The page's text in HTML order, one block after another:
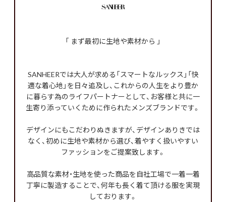
「 まず最初に生地や素材から 」
SANHEERでは大人が求める「スマートなルックス」「快
適な着心地」を日々追及し、これからの人生をより豊か
に暮らす為のライフパートナーとして、お客様と共に一
生寄り添っていくために作られたメンズブランドです。
デザインにもこだわりぬきますが、デザインありきでは
なく、初めに生地や素材から選び、着やすく扱いやすい
ファッションをご提案致します。
高品質な素材・生地を使った商品を自社工場で一着一着
丁寧に製造することで、何年も長く着て頂ける服を実現
しております。